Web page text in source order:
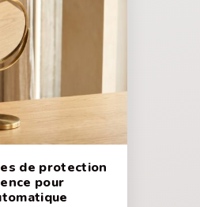
de protection
pour